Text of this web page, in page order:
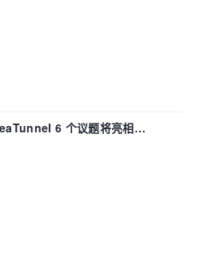
6 个议题将亮相
2026